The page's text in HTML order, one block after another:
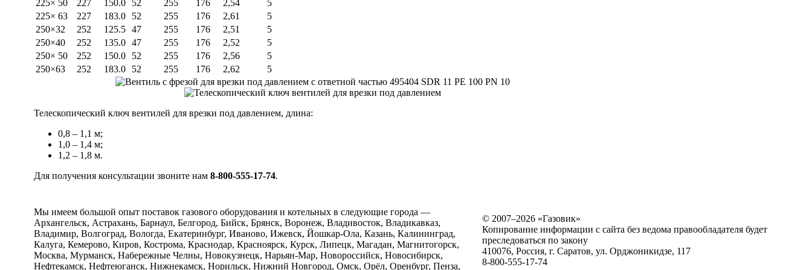
225× 50 227 150.0 52 255 176 2,54
5
225× 63
227 183.0 52 255 176 2,61
5
250×32
252 125.5 47 255 176 2,51
5
250×40
252 135.0 47 255 176 2,52
5
250× 50
252 150.0 52 255 176 2,56
5
250×63
252 183.0 52 255 176 2,62 5
Телескопический ключ вентилей для врезки под давлением, длина:
0,8 – 1,1 м;
1,0 – 1,4 м;
1,2 – 1,8 м.
Для получения консультации звоните нам 8-800-555-17-74.
Мы имеем большой опыт поставок газового оборудования и котельных в следующие города —
Архангельск, Астрахань, Барнаул, Белгород, Бийск, Брянск, Воронеж, Владивосток, Владикавказ,
Владимир, Волгоград, Вологда, Екатеринбург, Иваново, Ижевск, Йошкар-Ола, Казань, Калининград,
Калуга, Кемерово, Киров, Кострома, Краснодар, Красноярск, Курск, Липецк, Магадан, Магнитогорск,
Москва, Мурманск, Набережные Челны, Новокузнецк, Нарьян-Мар, Новороссийск, Новосибирск,
Нефтекамск, Нефтеюганск, Нижнекамск, Норильск, Нижний Новгород, Омск, Орёл, Оренбург, Пенза,
© 2007–2026 «Газовик»
Копирование информации с сайта без ведома правообладателя будет
преследоваться по закону
410076, Россия, г. Саратов, ул. Орджоникидзе, 117
8-800-555-17-74